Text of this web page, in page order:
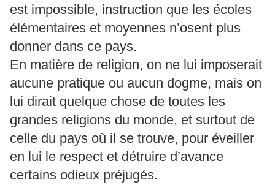
est impossible, instruction que les écoles
élémentaires et moyennes n’osent plus
donner dans ce pays.
En matière de religion, on ne lui imposerait
aucune pratique ou aucun dogme, mais on
lui dirait quelque chose de toutes les
grandes religions du monde, et surtout de
celle du pays où il se trouve, pour éveiller
en lui le respect et détruire d’avance
certains odieux préjugés.